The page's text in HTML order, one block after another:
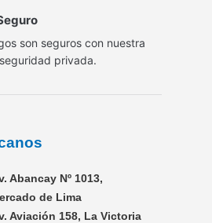
son seguros con nuestra
privada.
Abancay Nº 1013,
de Lima
Aviación 158, La Victoria